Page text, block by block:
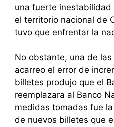
una fuerte
el territorio nacional de
tuvo que enfrentar la
No obstante, una de
acarreo el error de
billetes produjo que el
reemplazara al Banco
medidas tomadas fue
de nuevos billetes que